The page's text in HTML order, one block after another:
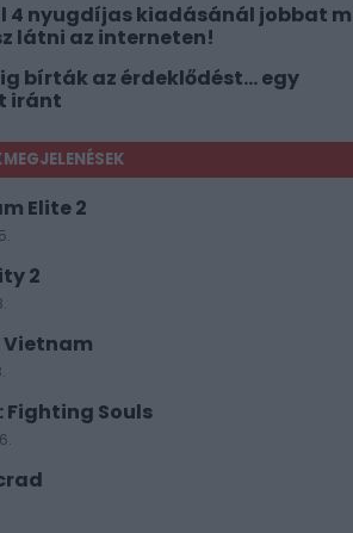
4 nyugdíjas kiadásánál jobbat
látni az interneten!
bírták az érdeklődést... egy
iránt
Elite 2
2
Vietnam
Fighting Souls